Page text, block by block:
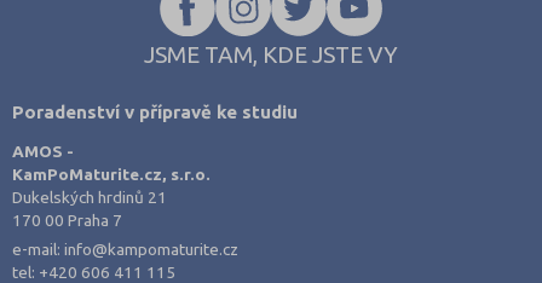
Jablonec nad Nisou (1)
Jihlava (1)
Karlovy Vary (3)
Kladno (2)
Klatovy (1)
Kroměříž (3)
Umělecké
Zemědělské a ekologické
JSME TAM, KDE JSTE VY
Poradenství v přípravě ke studiu
AMOS -
KamPoMaturite.cz, s.r.o.
Dukelských hrdinů 21
170 00 Praha 7
e-mail:info@kampomaturite.cz
tel: +420 606 411 115